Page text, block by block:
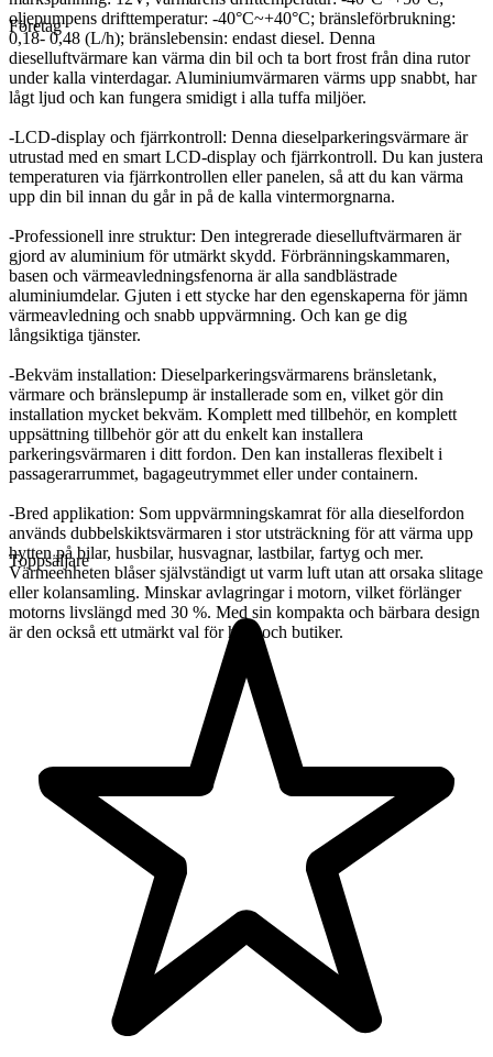
oljepumpens drifttemperatur: -40°C~+40°C; bränsleförbrukning:
0,18- 0,48 (L/h); bränslebensin: endast diesel. Denna
dieselluftvärmare kan värma din bil och ta bort frost från dina rutor
under kalla vinterdagar. Aluminiumvärmaren värms upp snabbt, har
lågt ljud och kan fungera smidigt i alla tuffa miljöer.
-LCD-display och fjärrkontroll: Denna dieselparkeringsvärmare är
utrustad med en smart LCD-display och fjärrkontroll. Du kan justera
temperaturen via fjärrkontrollen eller panelen, så att du kan värma
upp din bil innan du går in på de kalla vintermorgnarna.
-Professionell inre struktur: Den integrerade dieselluftvärmaren är
gjord av aluminium för utmärkt skydd. Förbränningskammaren,
basen och värmeavledningsfenorna är alla sandblästrade
aluminiumdelar. Gjuten i ett stycke har den egenskaperna för jämn
värmeavledning och snabb uppvärmning. Och kan ge dig
långsiktiga tjänster.
-Bekväm installation: Dieselparkeringsvärmarens bränsletank,
värmare och bränslepump är installerade som en, vilket gör din
installation mycket bekväm. Komplett med tillbehör, en komplett
uppsättning tillbehör gör att du enkelt kan installera
parkeringsvärmaren i ditt fordon. Den kan installeras flexibelt i
passagerarrummet, bagageutrymmet eller under containern.
-Bred applikation: Som uppvärmningskamrat för alla dieselfordon
används dubbelskiktsvärmaren i stor utsträckning för att värma upp
hytten på bilar, husbilar, husvagnar, lastbilar, fartyg och mer.
Värmeenheten blåser självständigt ut varm luft utan att orsaka slitage
eller kolansamling. Minskar avlagringar i motorn, vilket förlänger
motorns livslängd med 30 %. Med sin kompakta och bärbara design
är den också ett utmärkt val för hem och butiker.
Företag
Toppsäljare